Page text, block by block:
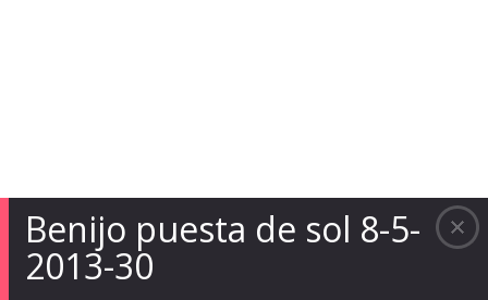
Benijo puesta de sol 8-5-
2013-30